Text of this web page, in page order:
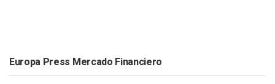
Europa Press Mercado Financiero